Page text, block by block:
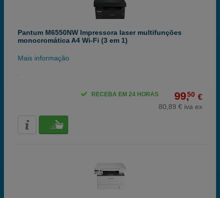
Pantum M6550NW Impressora laser multifunções
monocromática A4 Wi-Fi (3 em 1)
Mais informação
99,50 €
80,89 € iva ex
RECEBA EM 24 HORAS